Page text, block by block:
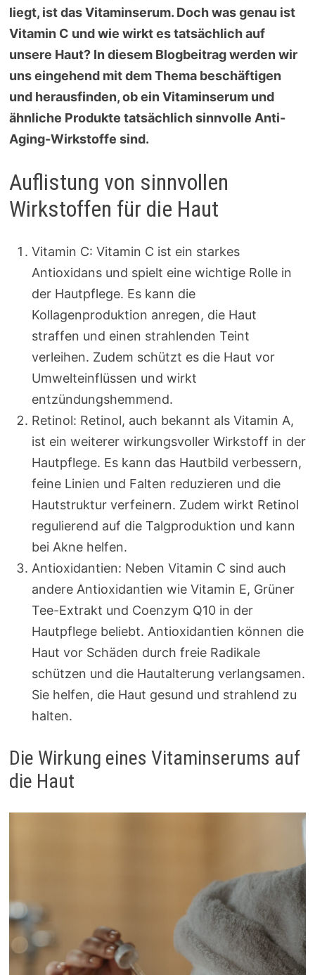
liegt, ist das Vitaminserum. Doch was genau ist
Vitamin C und wie wirkt es tatsächlich auf
unsere Haut? In diesem Blogbeitrag werden wir
uns eingehend mit dem Thema beschäftigen
und herausfinden, ob ein Vitaminserum und
ähnliche Produkte tatsächlich sinnvolle Anti-
Aging-Wirkstoffe sind.
Auflistung von sinnvollen
Wirkstoffen für die Haut
Vitamin C: Vitamin C ist ein starkes
Antioxidans und spielt eine wichtige Rolle in
der Hautpflege. Es kann die
Kollagenproduktion anregen, die Haut
straffen und einen strahlenden Teint
verleihen. Zudem schützt es die Haut vor
Umwelteinflüssen und wirkt
entzündungshemmend.
Retinol: Retinol, auch bekannt als Vitamin A,
ist ein weiterer wirkungsvoller Wirkstoff in der
Hautpflege. Es kann das Hautbild verbessern,
feine Linien und Falten reduzieren und die
Hautstruktur verfeinern. Zudem wirkt Retinol
regulierend auf die Talgproduktion und kann
bei Akne helfen.
Antioxidantien: Neben Vitamin C sind auch
andere Antioxidantien wie Vitamin E, Grüner
Tee-Extrakt und Coenzym Q10 in der
Hautpflege beliebt. Antioxidantien können die
Haut vor Schäden durch freie Radikale
schützen und die Hautalterung verlangsamen.
Sie helfen, die Haut gesund und strahlend zu
halten.
Die Wirkung eines Vitaminserums auf
die Haut